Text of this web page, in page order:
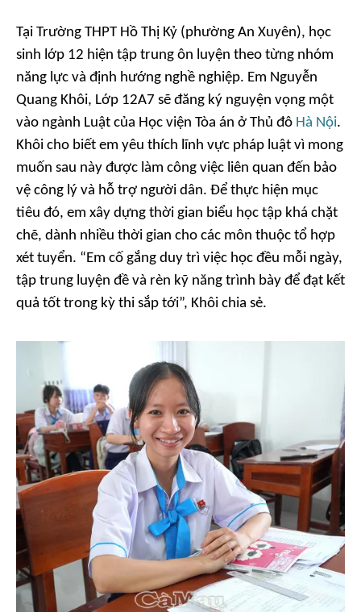
Tại Trường THPT Hồ Thị Kỷ (phường An Xuyên), học
sinh lớp 12 hiện tập trung ôn luyện theo từng nhóm
năng lực và định hướng nghề nghiệp. Em Nguyễn
Quang Khôi, Lớp 12A7 sẽ đăng ký nguyện vọng một
vào ngành Luật của Học viện Tòa án ở Thủ đô Hà Nội.
Khôi cho biết em yêu thích lĩnh vực pháp luật vì mong
muốn sau này được làm công việc liên quan đến bảo
vệ công lý và hỗ trợ người dân. Để thực hiện mục
tiêu đó, em xây dựng thời gian biểu học tập khá chặt
chẽ, dành nhiều thời gian cho các môn thuộc tổ hợp
xét tuyển. “Em cố gắng duy trì việc học đều mỗi ngày,
tập trung luyện đề và rèn kỹ năng trình bày để đạt kết
quả tốt trong kỳ thi sắp tới”, Khôi chia sẻ.